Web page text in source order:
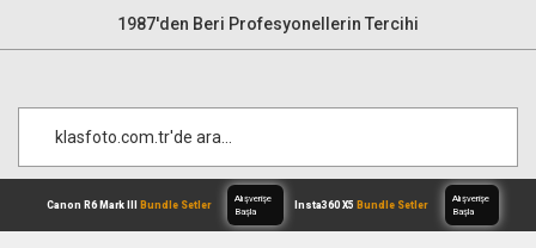
1987'den Beri Profesyonellerin Tercihi